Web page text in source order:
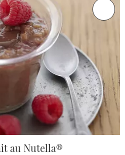
au Nutella®